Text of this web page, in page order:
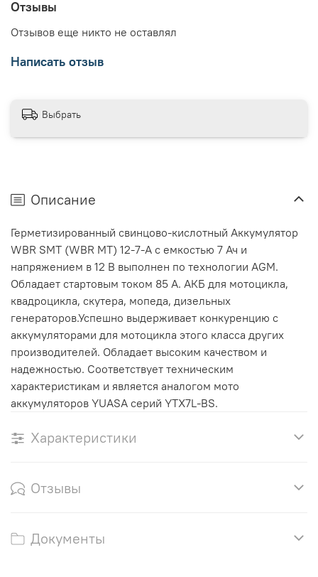
Отзывы
Отзывов еще никто не оставлял
Написать отзыв
Выбрать
Описание
Герметизированный свинцово-кислотный Аккумулятор
WBR SMT (WBR MT) 12-7-A с емкостью 7 Ач и
напряжением в 12 В выполнен по технологии AGM.
Обладает стартовым током 85 A. АКБ для мотоцикла,
квадроцикла, скутера, мопеда, дизельных
генераторов.Успешно выдерживает конкуренцию с
аккумуляторами для мотоцикла этого класса других
производителей. Обладает высоким качеством и
надежностью. Соответствует техническим
характеристикам и является аналогом мото
аккумуляторов YUASA серий YTX7L-BS.
Характеристики
Отзывы
Документы